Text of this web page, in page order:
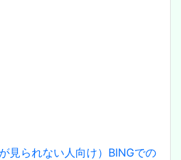
見られない人向け）BINGでの